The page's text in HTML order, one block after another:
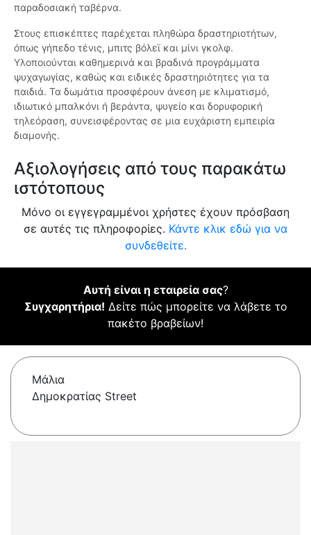
παραδοσιακή ταβέρνα.
Στους επισκέπτες παρέχεται πληθώρα δραστηριοτήτων,
όπως γήπεδο τένις, μπιτς βόλεϊ και μίνι γκολφ.
Υλοποιούνται καθημερινά και βραδινά προγράμματα
ψυχαγωγίας, καθώς και ειδικές δραστηριότητες για τα
παιδιά. Τα δωμάτια προσφέρουν άνεση με κλιματισμό,
ιδιωτικό μπαλκόνι ή βεράντα, ψυγείο και δορυφορική
τηλεόραση, συνεισφέροντας σε μια ευχάριστη εμπειρία
διαμονής.
Αξιολογήσεις από τους παρακάτω
ιστότοπους
Μόνο οι εγγεγραμμένοι χρήστες έχουν πρόσβαση
σε αυτές τις πληροφορίες. Κάντε κλικ εδώ για να
συνδεθείτε.
Αυτή είναι η εταιρεία σας?
Συγχαρητήρια! Δείτε πώς μπορείτε να λάβετε το
πακέτο βραβείων!
Μάλια
Δημοκρατίας Street